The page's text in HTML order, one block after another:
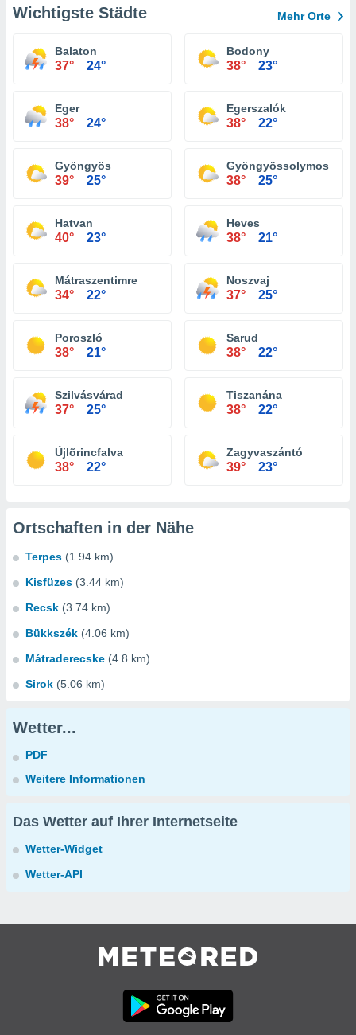
Wichtigste Städte Mehr Orte
Balaton
37° 24°
Bodony
38° 23°
Eger
38° 24°
Egerszalók
38° 22°
Gyöngyös
39° 25°
Gyöngyössolymos
38° 25°
Hatvan
40° 23°
Heves
38° 21°
Mátraszentimre
34° 22°
Noszvaj
37° 25°
Poroszló
38° 21°
Sarud
38° 22°
Szilvásvárad
37° 25°
Tiszanána
38° 22°
Újlõrincfalva
38° 22°
Zagyvaszántó
39° 23°
Ortschaften in der Nähe
Terpes (1.94 km)
Kisfüzes (3.44 km)
Recsk (3.74 km)
Bükkszék (4.06 km)
Mátraderecske (4.8 km)
Sirok (5.06 km)
Wetter...
PDF
Weitere Informationen
Das Wetter auf Ihrer Internetseite
Wetter-Widget
Wetter-API